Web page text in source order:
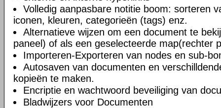
Volledig aanpasbare notitie boom: sorteren
iconen, kleuren, categorieën (tags) enz.
Alternatieve wijzen om een document te
paneel) of als een geselecteerde map(rechter
Importeren-Exporteren van nodes en sub-
Autosaven van documenten en
kopieën te maken.
Encriptie en wachtwoord beveiliging van
Bladwijzers voor Documenten